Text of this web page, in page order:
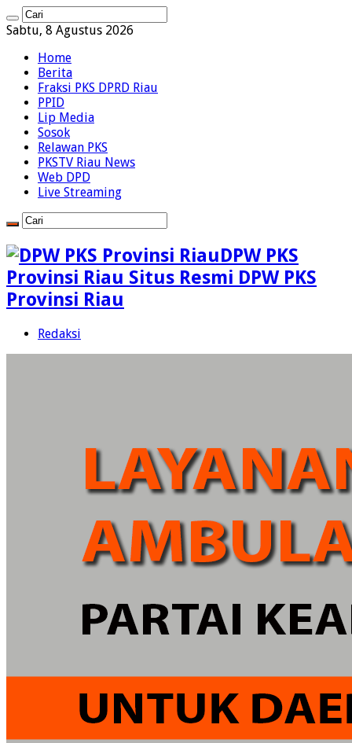
Sabtu, 8 Agustus 2026
Home
Berita
Fraksi PKS DPRD Riau
PPID
Lip Media
Sosok
Relawan PKS
PKSTV Riau News
Web DPD
Live Streaming
DPW PKS
Provinsi Riau Situs Resmi DPW PKS
Provinsi Riau
Redaksi